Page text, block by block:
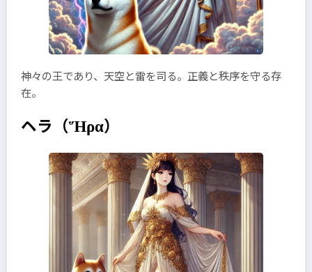
神々の王であり、天空と雷を司る。正義と秩序を守る存
在。
ヘラ （Ἥρα）